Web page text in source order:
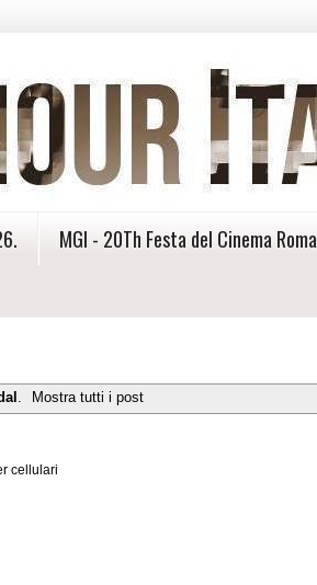
MGI - 20Th Festa del Cinema Roma
. Mostra tutti i post
cellulari